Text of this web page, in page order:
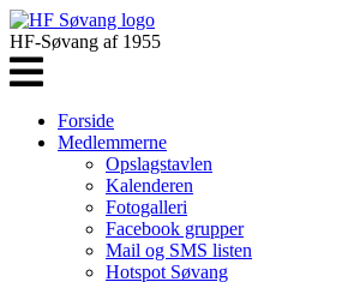
HF-Søvang af 1955
Forside
Medlemmerne
Opslagstavlen
Kalenderen
Fotogalleri
Facebook grupper
Mail og SMS listen
Hotspot Søvang